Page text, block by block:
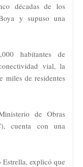
décadas de los
y supuso una
habitantes de
vial, la
miles de residentes
de Obras
cuenta con una
explicó que